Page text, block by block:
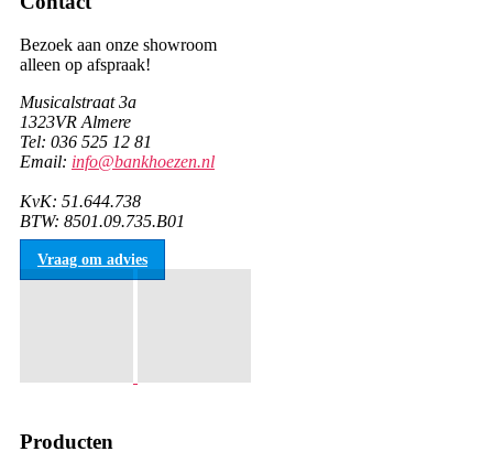
Bezoek aan onze showroom
alleen op afspraak!
Musicalstraat 3a
1323VR Almere
Tel: 036 525 12 81
Email: info@bankhoezen.nl
KvK: 51.644.738
BTW: 8501.09.735.B01
Vraag om advies
Producten